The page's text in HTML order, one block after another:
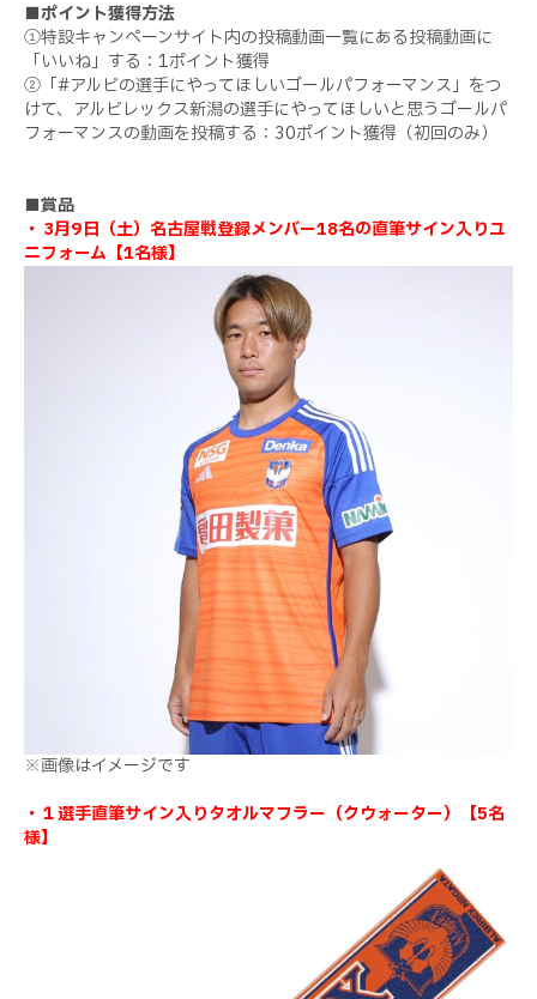
■ポイント獲得方法
①特設キャンペーンサイト内の投稿動画一覧にある投稿動画に
「いいね」する：1ポイント獲得
②「#アルビの選手にやってほしいゴールパフォーマンス」をつ
けて、アルビレックス新潟の選手にやってほしいと思うゴールパ
フォーマンスの動画を投稿する：30ポイント獲得（初回のみ）
■賞品
・ 3月9日（土）名古屋戦登録メンバー18名の直筆サイン入りユ
ニフォーム【1名様】
※画像はイメージです
・１選手直筆サイン入りタオルマフラー（クウォーター）【5名
様】